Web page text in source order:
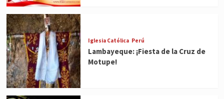
Iglesia Católica Perú
Lambayeque: ¡Fiesta de la Cruz de
Motupe!